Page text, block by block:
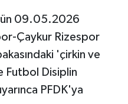
09.05.2026
Çaykur Rizespor
'çirkin ve
Futbol Disiplin
PFDK'ya